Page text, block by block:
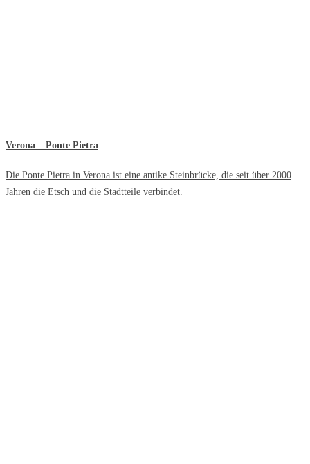
Verona – Ponte Pietra
Die Ponte Pietra in Verona ist eine antike Steinbrücke, die seit über 2000
Jahren die Etsch und die Stadtteile verbindet.